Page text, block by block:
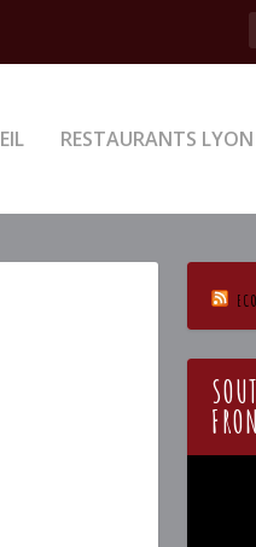
RESTAURANTS